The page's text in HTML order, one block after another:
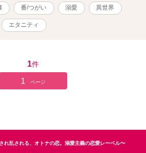
番/つがい 溺愛 異世界
エタニティ
1件
1 ページ
れ乱される、オトナの恋。溺愛主義の恋愛レーベル〜